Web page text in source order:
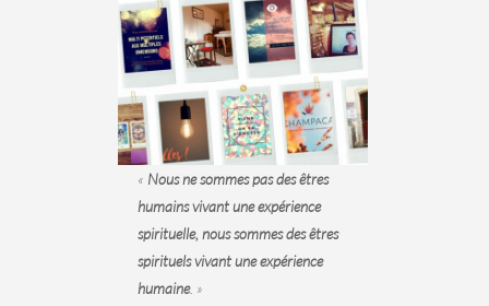
« Nous ne sommes pas des êtres
humains vivant une expérience
spirituelle, nous sommes des êtres
spirituels vivant une expérience
humaine. »